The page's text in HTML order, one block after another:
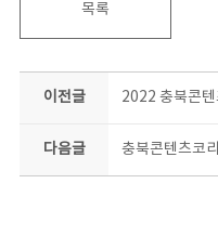
목록
이전글
다음글 충북콘텐츠코